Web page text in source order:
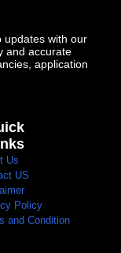
updates with our
and accurate
application
Us
US
Policy
and Condition